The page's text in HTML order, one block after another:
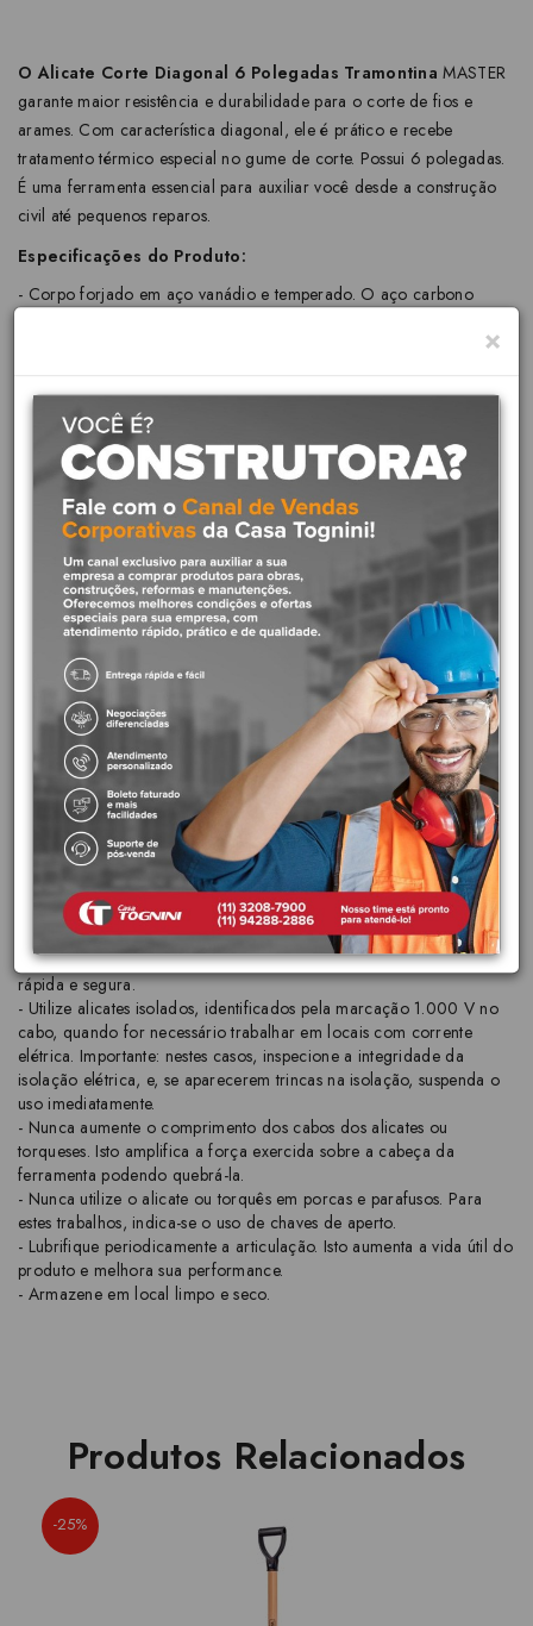
O Alicate Corte Diagonal 6 Polegadas Tramontina MASTER
garante maior resistência e durabilidade para o corte de fios e
arames. Com característica diagonal, ele é prático e recebe
tratamento térmico especial no gume de corte. Possui 6 polegadas.
É uma ferramenta essencial para auxiliar você desde a construção
civil até pequenos reparos.
Especificações do Produto:
- Corpo forjado em aço vanádio e temperado. O aço carbono
- Cabeça e articulação lixadas.
- Têmpera especial no gume de corte e mandíbulas.
- Produto em conformidade com a NBR 9699 e NR10. Isolação
1.000 V para uso em locais com baixas tensões de até 1.000 V em
corrente alternada.
- Articulação suave para facilitar o uso.
- Os cabos possuem um formato ergonômico para aumentar o
conforto.
- As ferramentas são produzidas e testadas conforme normas
específicas.
Recomendações de Uso:
- Use óculos, luvas e outros equipamentos de proteção de acordo
com a tarefa a ser executada.
- Observe as indicações de uso de cada tipo de alicate ou torquês.
Nunca utilize um alicate ou torquês para cortar arames
endurecidos, a não ser que tenha sido projetado para este fim.
- Nunca utilize o alicate ou torquês como martelo. Ele pode trincar
ou até mesmo quebrar.
- Nunca exponha os alicates ou torqueses ao calor excessivo. Isto
pode alterar o tratamento térmico aplicado no corte e afetar o seu
desempenho.
- Sempre posicione o corte do alicate ou torquês
perpendicularmente ao eixo do arame para uma operação mais
rápida e segura.
- Utilize alicates isolados, identificados pela marcação 1.000 V no
cabo, quando for necessário trabalhar em locais com corrente
elétrica. Importante: nestes casos, inspecione a integridade da
isolação elétrica, e, se aparecerem trincas na isolação, suspenda o
uso imediatamente.
- Nunca aumente o comprimento dos cabos dos alicates ou
torqueses. Isto amplifica a força exercida sobre a cabeça da
ferramenta podendo quebrá-la.
- Nunca utilize o alicate ou torquês em porcas e parafusos. Para
estes trabalhos, indica-se o uso de chaves de aperto.
- Lubrifique periodicamente a articulação. Isto aumenta a vida útil do
produto e melhora sua performance.
- Armazene em local limpo e seco.
Produtos Relacionados
-25%
×